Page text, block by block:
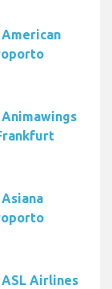
Airlines